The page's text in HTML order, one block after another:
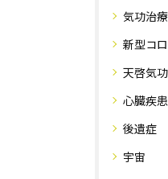
気功治療
新型コ
天啓気功
心臓疾患
後遺症
宇宙